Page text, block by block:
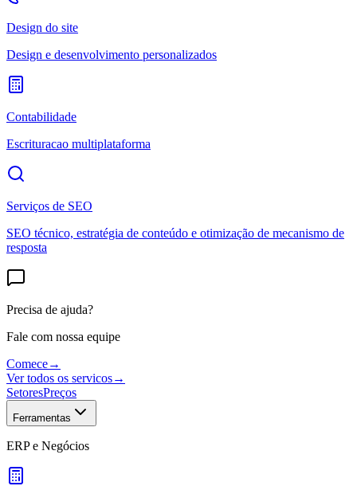
Design do site
Design e desenvolvimento personalizados
Contabilidade
Escrituracao multiplataforma
Serviços de SEO
SEO técnico, estratégia de conteúdo e otimização de mecanismo de
resposta
Precisa de ajuda?
Fale com nossa equipe
Comece→
Ver todos os servicos→
SetoresPreços
Ferramentas
ERP e Negócios